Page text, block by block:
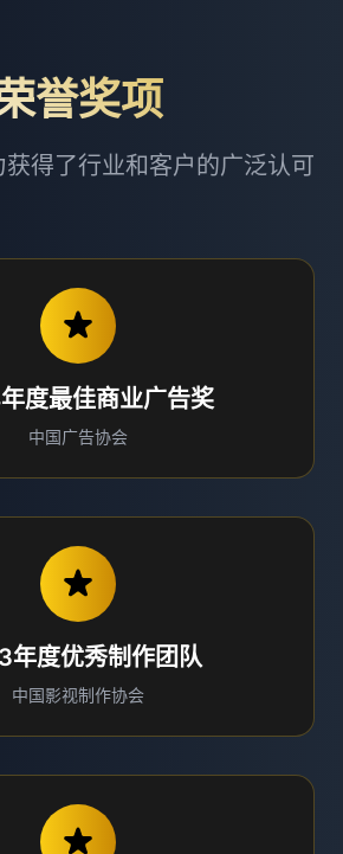
誉奖项
得了行业和客户的广泛认可
度最佳商业广告奖
中国广告协会
年度优秀制作团队
中国影视制作协会